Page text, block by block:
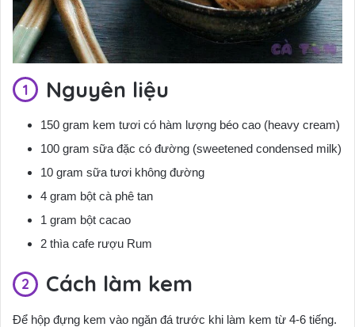
Nguyên liệu
150 gram kem tươi có hàm lượng béo cao (heavy cream)
100 gram sữa đặc có đường (sweetened condensed milk)
10 gram sữa tươi không đường
4 gram bột cà phê tan
1 gram bột cacao
2 thìa cafe rượu Rum
Cách làm kem
Để hộp đựng kem vào ngăn đá trước khi làm kem từ 4-6 tiếng.